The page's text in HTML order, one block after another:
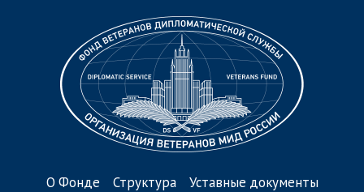
О Фонде Структура
Уставные документы